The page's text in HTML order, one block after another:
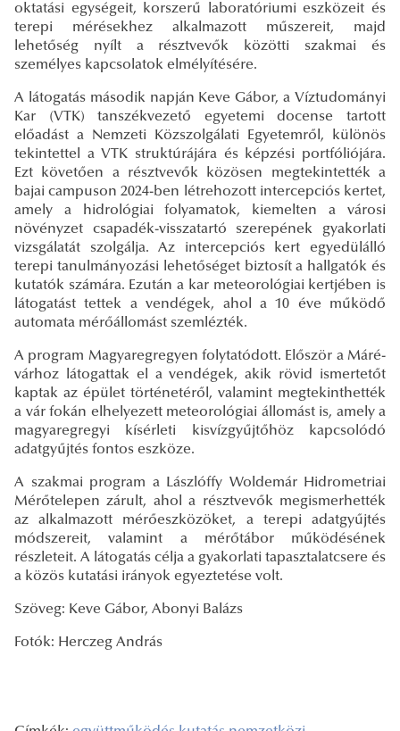
oktatási egységeit, korszerű laboratóriumi eszközeit és
terepi mérésekhez alkalmazott műszereit, majd
lehetőség nyílt a résztvevők közötti szakmai és
személyes kapcsolatok elmélyítésére.
A látogatás második napján Keve Gábor, a Víztudományi
Kar (VTK) tanszékvezető egyetemi docense tartott
előadást a Nemzeti Közszolgálati Egyetemről, különös
tekintettel a VTK struktúrájára és képzési portfóliójára.
Ezt követően a résztvevők közösen megtekintették a
bajai campuson 2024-ben létrehozott intercepciós kertet,
amely a hidrológiai folyamatok, kiemelten a városi
növényzet csapadék-visszatartó szerepének gyakorlati
vizsgálatát szolgálja. Az intercepciós kert egyedülálló
terepi tanulmányozási lehetőséget biztosít a hallgatók és
kutatók számára. Ezután a kar meteorológiai kertjében is
látogatást tettek a vendégek, ahol a 10 éve működő
automata mérőállomást szemlézték.
A program Magyaregregyen folytatódott. Először a Máré-
várhoz látogattak el a vendégek, akik rövid ismertetőt
kaptak az épület történetéről, valamint megtekinthették
a vár fokán elhelyezett meteorológiai állomást is, amely a
magyaregregyi kísérleti kisvízgyűjtőhöz kapcsolódó
adatgyűjtés fontos eszköze.
A szakmai program a Lászlóffy Woldemár Hidrometriai
Mérőtelepen zárult, ahol a résztvevők megismerhették
az alkalmazott mérőeszközöket, a terepi adatgyűjtés
módszereit, valamint a mérőtábor működésének
részleteit. A látogatás célja a gyakorlati tapasztalatcsere és
a közös kutatási irányok egyeztetése volt.
Szöveg: Keve Gábor, Abonyi Balázs
Fotók: Herczeg András